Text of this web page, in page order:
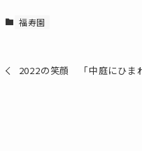
福寿園
2022の笑顔 「中庭にひま